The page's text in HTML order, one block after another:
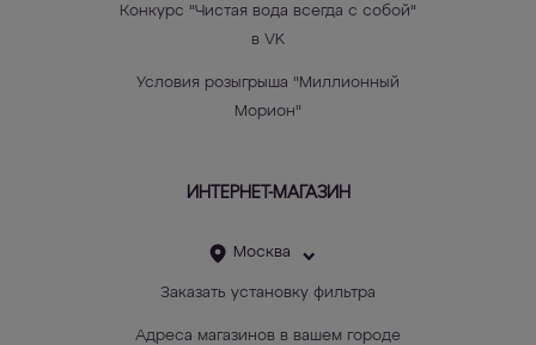
Конкурс "Чистая вода всегда с собой"
в VK
Условия розыгрыша "Миллионный
Морион"
ИНТЕРНЕТ-МАГАЗИН
Москва
Заказать установку фильтра
Адреса магазинов в вашем городе